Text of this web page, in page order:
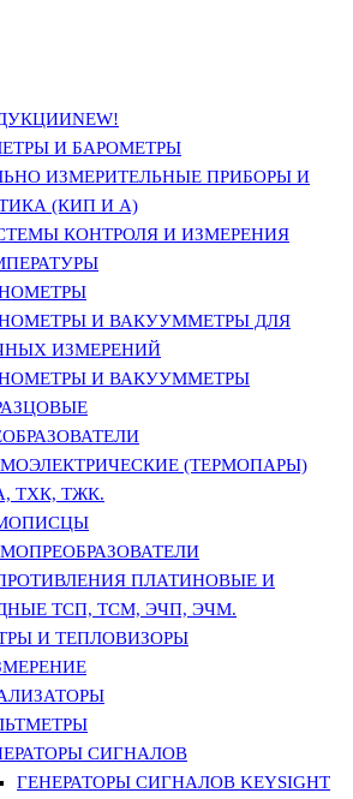
NEW!
И БАРОМЕТРЫ
ИЗМЕРИТЕЛЬНЫЕ ПРИБОРЫ И
(КИП И А)
КОНТРОЛЯ И ИЗМЕРЕНИЯ
И ВАКУУММЕТРЫ ДЛЯ
ИЗМЕРЕНИЙ
И ВАКУУММЕТРЫ
(ТЕРМОПАРЫ)
ТХК, ТЖК.
ПЛАТИНОВЫЕ И
ТСП, ТСМ, ЭЧП, ЭЧМ.
И ТЕПЛОВИЗОРЫ
СИГНАЛОВ
ГЕНЕРАТОРЫ СИГНАЛОВ KEYSIGHT